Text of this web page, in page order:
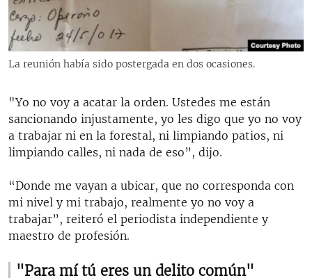
La reunión había sido postergada en dos ocasiones.
"Yo no voy a acatar la orden. Ustedes me están
sancionando injustamente, yo les digo que yo no voy
a trabajar ni en la forestal, ni limpiando patios, ni
limpiando calles, ni nada de eso”, dijo.
“Donde me vayan a ubicar, que no corresponda con
mi nivel y mi trabajo, realmente yo no voy a
trabajar”, reiteró el periodista independiente y
maestro de profesión.
"Para mí tú eres un delito común"